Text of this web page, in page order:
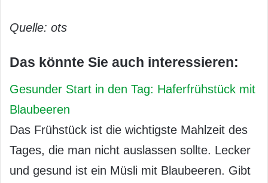
Quelle: ots
Das könnte Sie auch interessieren:
Gesunder Start in den Tag: Haferfrühstück mit
Blaubeeren
Das Frühstück ist die wichtigste Mahlzeit des
Tages, die man nicht auslassen sollte. Lecker
und gesund ist ein Müsli mit Blaubeeren. Gibt